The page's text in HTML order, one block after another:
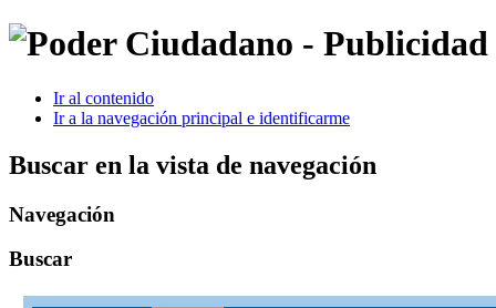
Ir al contenido
Ir a la navegación principal e identificarme
Buscar en la vista de navegación
Navegación
Buscar